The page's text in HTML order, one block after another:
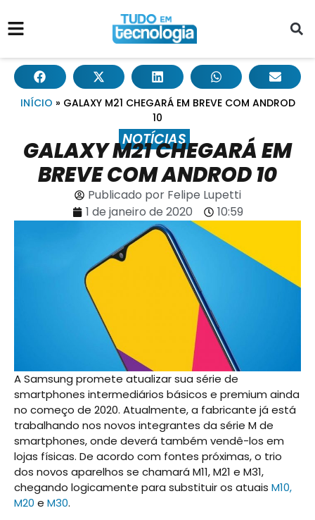
INÍCIO » GALAXY M21 CHEGARÁ EM BREVE COM ANDROD
10
NOTÍCIAS
GALAXY M21 CHEGARÁ EM
BREVE COM ANDROD 10
Publicado porFelipe Lupetti
1 de janeiro de 2020
10:59
A Samsung promete atualizar sua série de
smartphones intermediários básicos e premium ainda
no começo de 2020. Atualmente, a fabricante já está
trabalhando nos novos integrantes da série M de
smartphones, onde deverá também vendê-los em
lojas físicas. De acordo com fontes próximas, o trio
dos novos aparelhos se chamará M11, M21 e M31,
chegando logicamente para substituir os atuais M10,
M20 e M30.